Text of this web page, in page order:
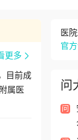
更多
目前成
属医
医
官
问
问